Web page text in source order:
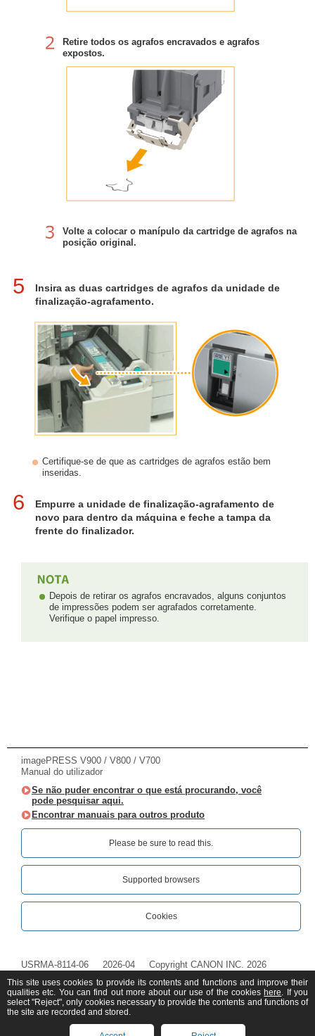
Retire todos os agrafos encravados e agrafos
expostos.
Volte a colocar o manípulo da cartridge de agrafos na
posição original.
5
Insira as duas cartridges de agrafos da unidade de
finalização-agrafamento.
Certifique-se de que as cartridges de agrafos estão bem
inseridas.
6
Empurre a unidade de finalização-agrafamento de
novo para dentro da máquina e feche a tampa da
frente do finalizador.
Depois de retirar os agrafos encravados, alguns conjuntos
de impressões podem ser agrafados corretamente.
Verifique o papel impresso.
imagePRESS V900 / V800 / V700
Manual do utilizador
Se não puder encontrar o que está procurando, você
pode pesquisar aqui.
Encontrar manuais para outros produto
Please be sure to read this.‎
Supported browsers
Cookies
USRMA-8114-06 2026-04 Copyright CANON INC. 2026
This site uses cookies to provide its contents and functions and improve their
qualities etc. You can find out more about our use of the cookies here. If you
select "Reject", only cookies necessary to provide the contents and functions of
the site are recorded and stored.